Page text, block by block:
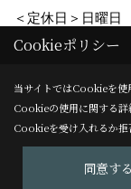
＜定休日＞日曜日
Copyright (c)
Produced byゴデス
Cookieポリシー
当サイトではCookieを使
Cookieの使用に関する詳
Cookieを受け入れるか拒
同意する